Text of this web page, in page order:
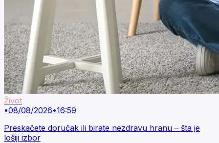
Život
•08/08/2026•16:59
Preskačete doručak ili birate nezdravu hranu – šta je
lošiji izbor